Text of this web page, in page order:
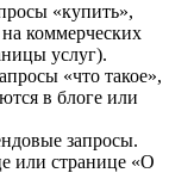
«купить»,
коммерческих
услуг).
«что такое»,
в блоге или
запросы.
или странице «О